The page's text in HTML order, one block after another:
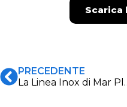
Scarica
PRECEDENTE
La Linea Inox di Mar